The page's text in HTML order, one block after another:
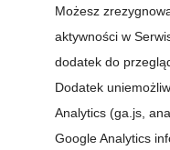
Możesz
aktywności w
dodatek do
Dodatek
Analytics (ga.js,
Google Analytics